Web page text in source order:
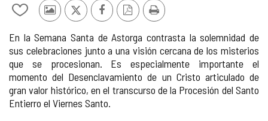
León
Añadir/quitar
mis
cuadernos
Fotos
otros
turistas
X FacebookVersiónImprimir
En la Semana Santa de Astorga contrasta la solemnidad de
sus celebraciones junto a una visión cercana de los misterios
que se procesionan. Es especialmente importante el
momento del Desenclavamiento de un Cristo articulado de
gran valor histórico, en el transcurso de la Procesión del Santo
Entierro el Viernes Santo.